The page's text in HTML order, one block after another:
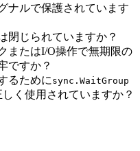
ナルで保護されています
閉じられていますか？
またはI/O操作で無期限の
ですか？
るために sync.WaitGroup
しく使用されていますか？